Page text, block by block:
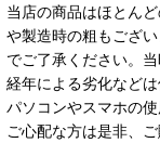
当店の商品はほとん
や製造時の粗もござ
でご了承ください。
経年による劣化など
パソコンやスマホの
ご心配な方は是非、